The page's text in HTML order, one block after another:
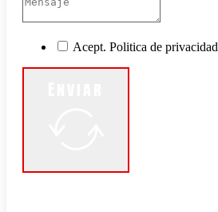
Acept. Politica de privacidad